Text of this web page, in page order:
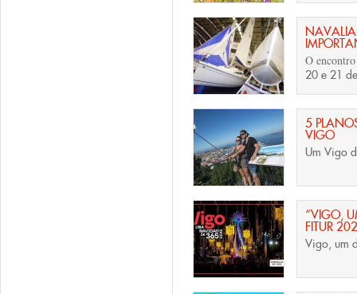
O
20 e 21
5
VIGO
Um Vigo
“VIGO,
FITUR
Vigo, um